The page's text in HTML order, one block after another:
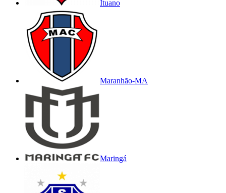
Ituano
Maranhão-MA
Maringá